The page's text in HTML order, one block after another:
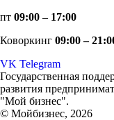
пт 09:00 – 17:00
Коворкинг 09:00 –
VK Telegram
Государственная
развития
"Мой бизнес".
© Мойбизнес, 2026